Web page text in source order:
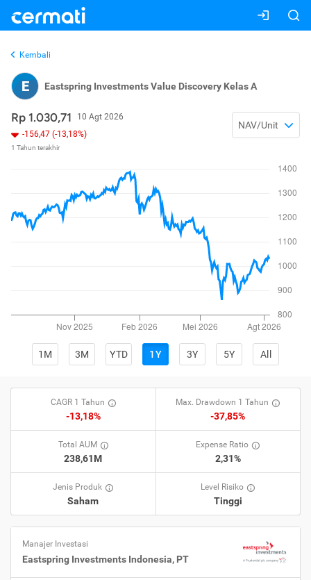
Kembali
E Eastspring Investments Value Discovery Kelas A
Rp 1.030,71
10 Agt 2026
-156,47 (-13,18%)
1 Tahun terakhir
NAV/Unit
1M 3M YTD 1Y 3Y 5Y All
CAGR 1 Tahun
-13,18%
Max. Drawdown 1 Tahun
-37,85%
Total AUM
238,61M
Expense Ratio
2,31%
Jenis Produk
Saham
Level Risiko
Tinggi
Manajer Investasi
Eastspring Investments Indonesia, PT